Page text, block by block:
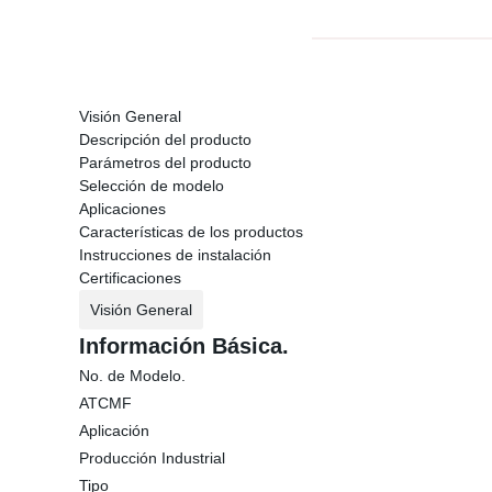
Visión General
Descripción del producto
Parámetros del producto
Selección de modelo
Aplicaciones
Características de los productos
Instrucciones de instalación
Certificaciones
Visión General
Información Básica.
No. de Modelo.
ATCMF
Aplicación
Producción Industrial
Tipo